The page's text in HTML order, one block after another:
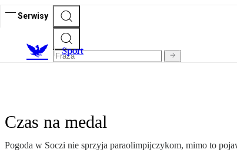
Serwisy
Sport
Czas na medal
Pogoda w Soczi nie sprzyja paraolimpijczykom, mimo to